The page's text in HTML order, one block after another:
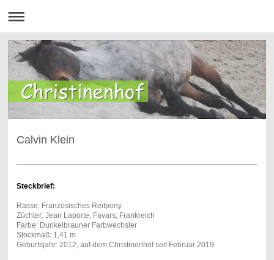
Calvin Klein
Steckbrief:
Rasse: Französisches Reitpony
Züchter: Jean Laporte, Favars, Frankreich
Farbe: Dunkelbrauner Farbwechsler
Stockmaß: 1,41 m
Geburtsjahr: 2012, auf dem Christinenhof seit Februar 2019